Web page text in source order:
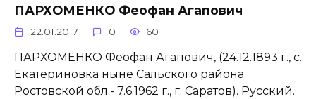
ПАРХОМЕНКО Феофан Агапович
22.01.2017 0 60
ПАРХОМЕНКО Феофан Агапович, (24.12.1893 г., с.
Екатериновка ныне Сальского района
Ростовской обл.- 7.6.1962 г., г. Саратов). Русский.